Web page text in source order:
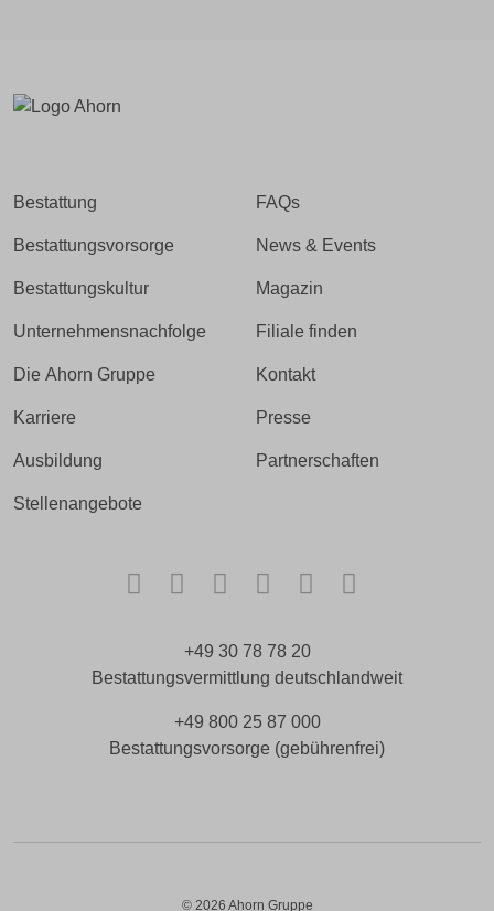
Bestattung
Bestattungsvorsorge
Bestattungskultur
Unternehmensnachfolge
Die Ahorn Gruppe
Karriere
Ausbildung
Stellenangebote
FAQs
News & Events
Magazin
Filiale finden
Kontakt
Presse
Partnerschaften
+49 30 78 78 20
Bestattungsvermittlung deutschlandweit
+49 800 25 87 000
Bestattungsvorsorge (gebührenfrei)
© 2026 Ahorn Gruppe